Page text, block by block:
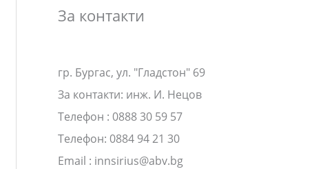
За контакти
гр. Бургас, ул. "Гладстон" 69
За контакти: инж. И. Нецов
Телефон : 0888 30 59 57
Телефон: 0884 94 21 30
Email : innsirius@abv.bg